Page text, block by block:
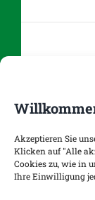
Akzeptieren Sie
Klicken auf "Alle
Cookies zu, wie in
Ihre Einwilligung